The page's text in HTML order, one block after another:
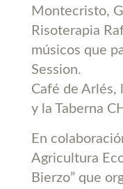
Montecristo,
Risoterapia
músicos que
Session.
Café de Arlés,
y la Taberna
En
Agricultura
Bierzo” que